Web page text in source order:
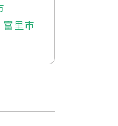
富里市